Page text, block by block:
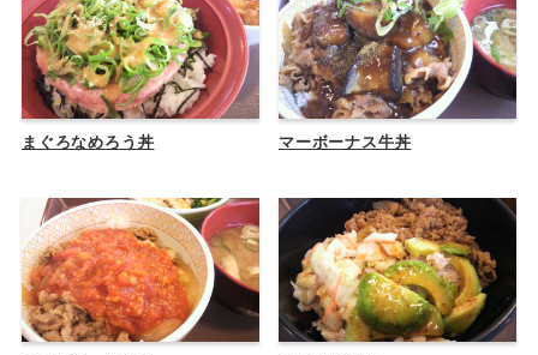
まぐろなめろう丼 マーボーナス牛丼